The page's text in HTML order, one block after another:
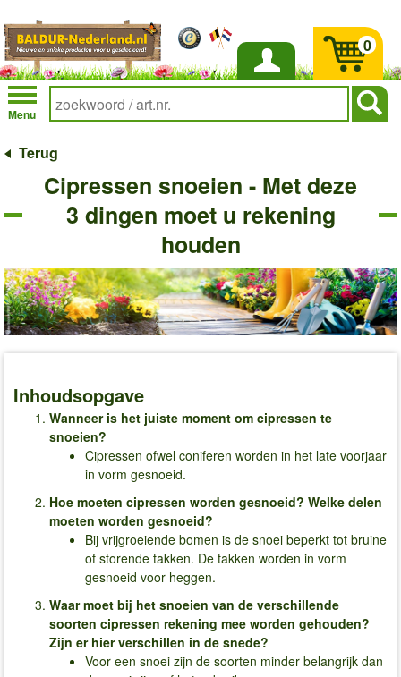
Inloggen
Menu
0
Terug
Cipressen snoeien - Met deze
3 dingen moet u rekening
houden
Inhoudsopgave
Wanneer is het juiste moment om cipressen te
snoeien?
Cipressen ofwel coniferen worden in het late voorjaar
in vorm gesnoeid.
Hoe moeten cipressen worden gesnoeid? Welke delen
moeten worden gesnoeid​?
Bij vrijgroeiende bomen is de snoei beperkt tot bruine
of storende takken. De takken worden in vorm
gesnoeid voor heggen.
Waar moet bij het snoeien van de verschillende
soorten cipressen rekening mee worden gehouden?
Zijn er hier verschillen in de snede​?
Voor een snoei zijn de soorten minder belangrijk dan